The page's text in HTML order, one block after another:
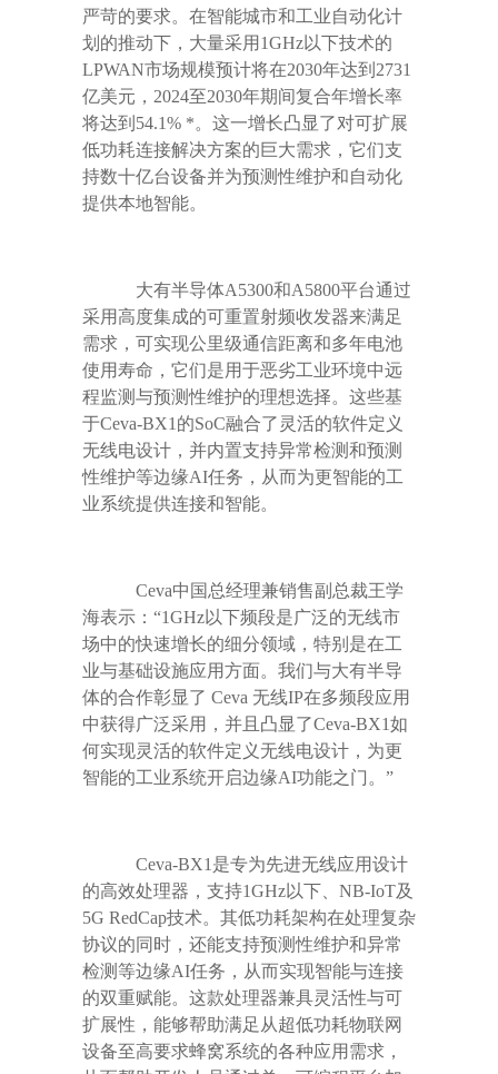
严苛的要求。在智能城市和工业自动化计
划的推动下，大量采用 1GHz以下技术的
LPWAN市场规模预计将在2030年达到 2731
亿美元， 2024至2030年期间复合年增长率
将达到 54.1% *。这一增长凸显了对可扩展
低功耗连接解决方案的巨大需求，它们支
持数十亿台设备并为预测性维护和自动化
提供本地智能。
大有半导体A5300和A5800平台通过
采用高度集成的可重置射频收发器来满足
需求，可实现公里级通信距离和多年电池
使用寿命，它们是用于恶劣工业环境中远
程监测与预测性维护的理想选择。这些基
于Ceva-BX1 的SoC融合了灵活的软件定义
无线电设计，并内置支持异常检测和预测
性维护等边缘AI任务，从而为更智能的工
业系统提供连接和智能。
Ceva中国总经理兼销售副总裁王学
海表示： “1GHz以下频段是广泛的无线市
场中的快速增长的细分领域，特别是在工
业与基础设施应用方面。我们与大有半导
体的合作彰显了 Ceva 无线IP在多频段应用
中获得广泛采用，并且凸显了Ceva-BX1如
何实现灵活的软件定义无线电设计，为更
智能的工业系统开启边缘AI功能之门。 ”
Ceva-BX1 是专为先进无线应用设计
的高效处理器，支持1GHz以下、 NB-IoT及
5G RedCap技术。其低功耗架构在处理复杂
协议的同时，还能支持预测性维护和异常
检测等边缘AI任务，从而实现智能与连接
的双重赋能。这款处理器兼具灵活性与可
扩展性，能够帮助满足从超低功耗物联网
设备至高要求蜂窝系统的各种应用需求，